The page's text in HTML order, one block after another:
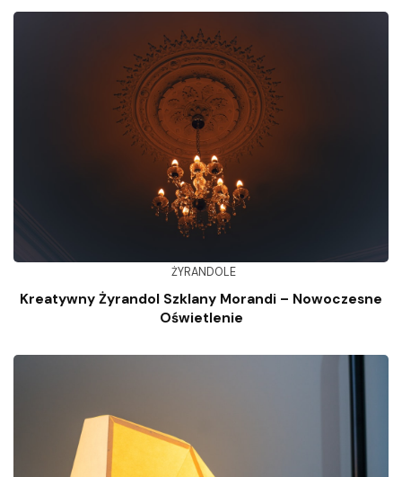
ŻYRANDOLE
Kreatywny Żyrandol Szklany Morandi – Nowoczesne
Oświetlenie